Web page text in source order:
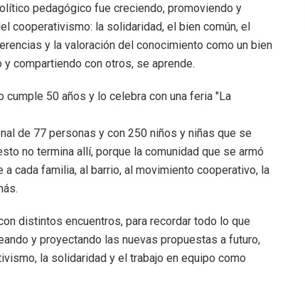
pedagógico fue creciendo, promoviendo y
cooperativismo: la solidaridad, el bien común, el
y la valoración del conocimiento como un bien
compartiendo con otros, se aprende.
de 77 personas y con 250 niños y niñas que se
no termina allí, porque la comunidad que se armó
cada familia, al barrio, al movimiento cooperativo, la
distintos encuentros, para recordar todo lo que
y proyectando las nuevas propuestas a futuro,
la solidaridad y el trabajo en equipo como